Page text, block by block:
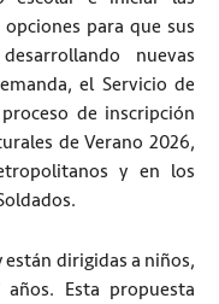
para que sus
nuevas
el Servicio de
de inscripción
de Verano 2026,
y en los
están dirigidas a niños,
Esta propuesta